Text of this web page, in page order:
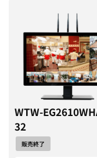
WTW-
32
販売終了